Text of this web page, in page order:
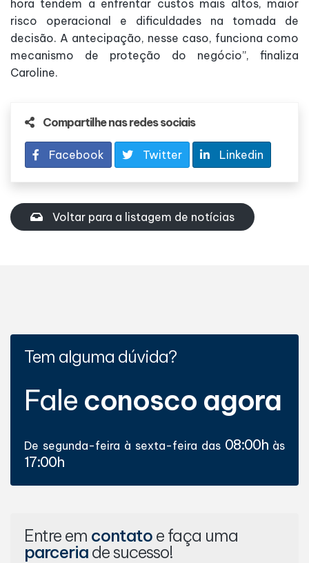
hora tendem a enfrentar custos mais altos, maior
risco operacional e dificuldades na tomada de
decisão. A antecipação, nesse caso, funciona como
mecanismo de proteção do negócio”, finaliza
Caroline.
Compartilhe nas redes sociais
Facebook Twitter Linkedin
Voltar para a listagem de notícias
Tem alguma dúvida?
Fale conosco agora
De segunda-feira à sexta-feira das 08:00h às
17:00h
Entre em contato e faça uma
parceria de sucesso!